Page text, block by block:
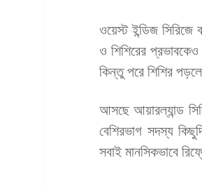
ওয়েস্ট ইন্ডিজ সিরিজে
ও শিশিরের
কিন্তু পরে শিশির
আসছে আয়ারল্যান্ড
বেশিরভাগ সদস্য
সবাই মানসিকভাবে